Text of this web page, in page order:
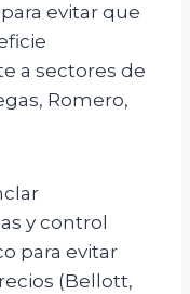
evitar que
a sectores de
Romero,
y control
para evitar
(Bellott,